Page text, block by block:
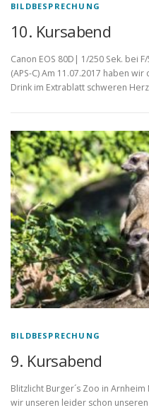
BILDBESPRECHUNG
10. Kursabend
Canon EOS 80D| 1/250 Sek. bei
(APS-C) Am 11.07.2017 haben
Drink im Extrablatt schweren
BILDBESPRECHUNG
9. Kursabend
Blitzlicht Burger´s Zoo in
wir unseren leider schon